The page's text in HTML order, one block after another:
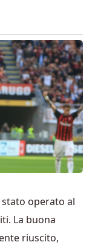
stato operato al
La buona
riuscito,